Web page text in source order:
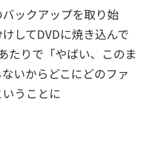
ックアップを取り始
してDVDに焼き込んで
たりで「やばい、このま
いからどこにどのファ
うことに